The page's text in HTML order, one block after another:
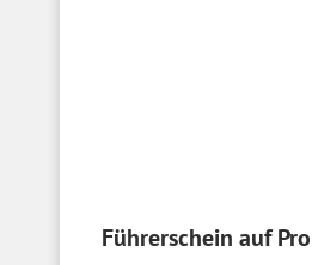
Führerschein auf